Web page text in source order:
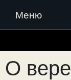
Меню
к
содержимому
О